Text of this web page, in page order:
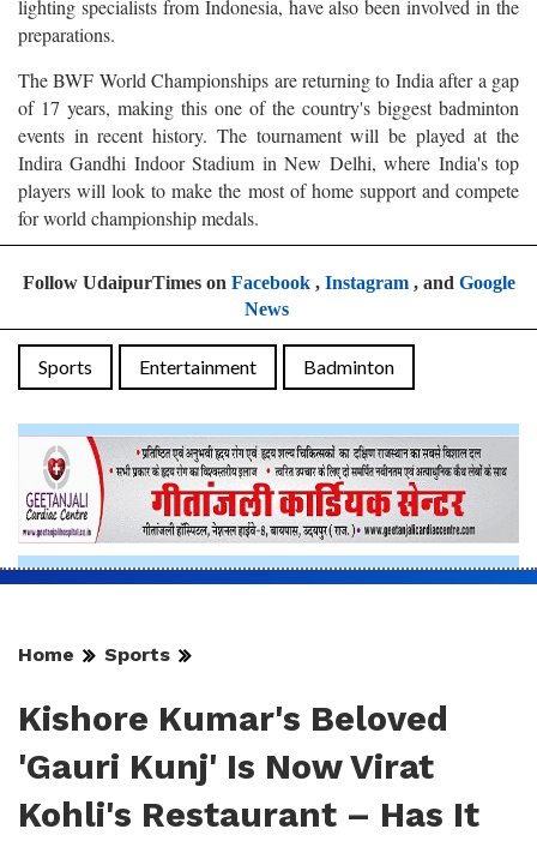
lighting specialists from Indonesia, have also been involved in the
preparations.
The BWF World Championships are returning to India after a gap
of 17 years, making this one of the country's biggest badminton
events in recent history. The tournament will be played at the
Indira Gandhi Indoor Stadium in New Delhi, where India's top
players will look to make the most of home support and compete
for world championship medals.
Follow UdaipurTimes on Facebook, Instagram, and Google
News
Sports Entertainment Badminton
Home Sports
Kishore Kumar's Beloved
'Gauri Kunj' Is Now Virat
Kohli's Restaurant – Has It